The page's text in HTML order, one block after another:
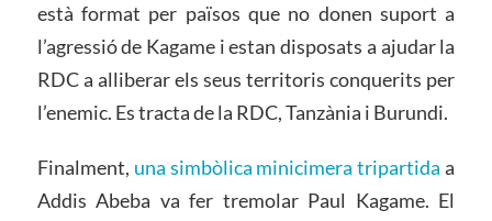
està format per països que no donen suport a
l’agressió de Kagame i estan disposats a ajudar la
RDC a alliberar els seus territoris conquerits per
l’enemic. Es tracta de la RDC, Tanzània i Burundi.
Finalment, una simbòlica minicimera tripartida a
Addis Abeba va fer tremolar Paul Kagame. El